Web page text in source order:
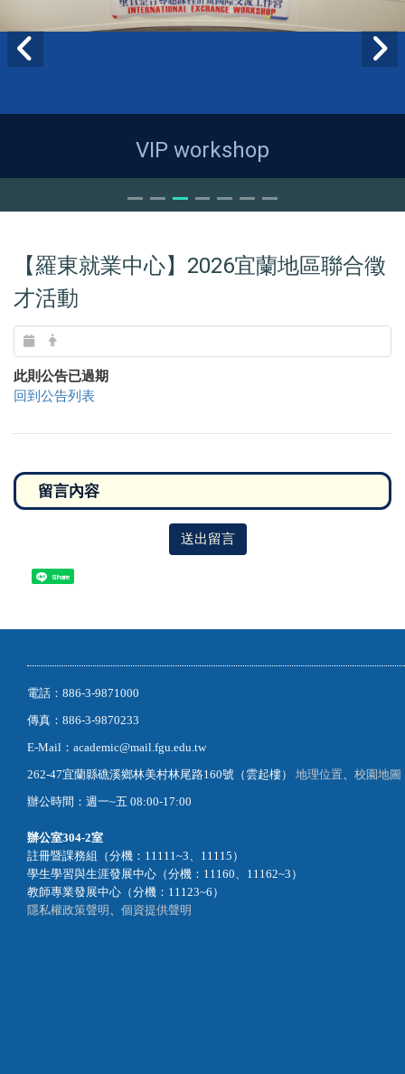
VIP workshop
【羅東就業中心】2026宜蘭地區聯合徵
才活動
此則公告已過期
回到公告列表
送出留言
Share
電話：886-3-9871000
傳真：886-3-9870233
E-Mail：academic@mail.fgu.edu.tw
262-47宜蘭縣礁溪鄉林美村林尾路160號（雲起樓） 地理位置
校園地圖
辦公時間：週一~五 08:00-17:00
辦公室304-2室
註冊暨課務組（分機：11111~3、11115）
學生學習與生涯發展中心（分機：11160、11162~3）
教師專業發展中心（分機：11123~6）
隱私權政策聲明
個資提供聲明